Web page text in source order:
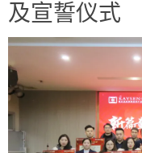
及宣誓仪式